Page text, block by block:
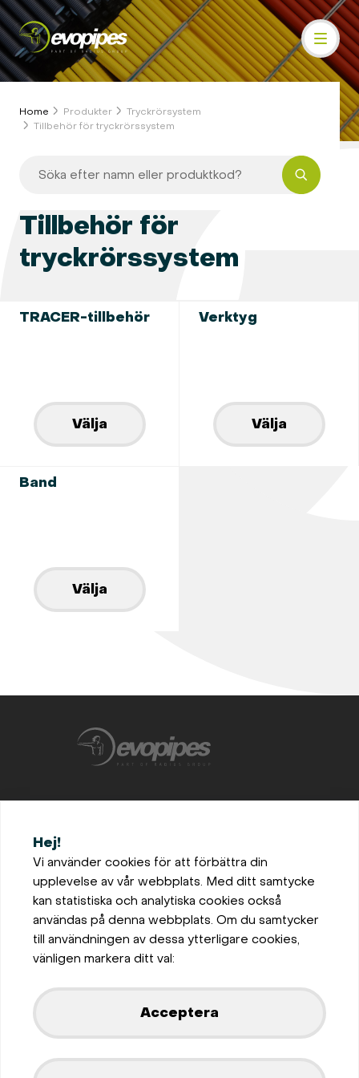
Home Produkter
Tryckrörsystem
Tillbehör för tryckrörssystem
Tillbehör för
tryckrörssystem
TRACER-tillbehör
Välja
Verktyg
Välja
Band
Välja
Hej!
Vi använder cookies för att förbättra din
upplevelse av vår webbplats. Med ditt samtycke
kan statistiska och analytiska cookies också
användas på denna webbplats. Om du samtycker
till användningen av dessa ytterligare cookies,
vänligen markera ditt val:
Acceptera
office@evopipes.se
Bro, Solhaug 105, 696 91
Askersund, Sweden
Inställningar för cookies
Privaatsus ja küpsiste
poliitika